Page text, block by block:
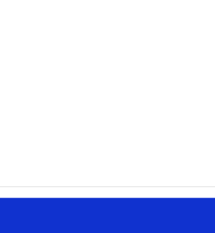
om content en advertenties te
hebben verzameld op basis van uw